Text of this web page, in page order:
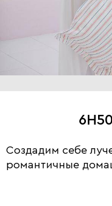
Создадим себе
романтичные